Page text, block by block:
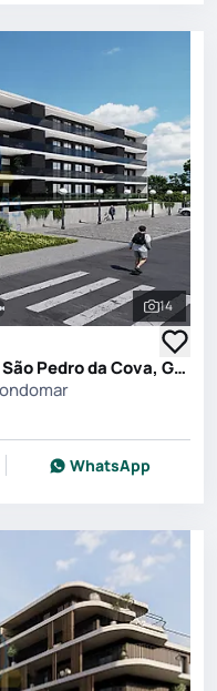
Ver
14
Apartamento T2 em Fânzeres e São Pedro da Cova, Gondomar
WhatsApp